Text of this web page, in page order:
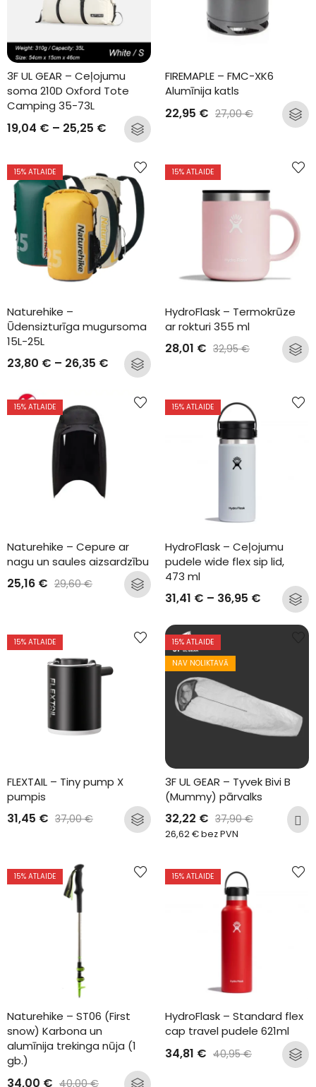
3F UL GEAR – Ceļojumu
soma 210D Oxford Tote
Camping 35-73L
19,04 € – 25,25 €
FIREMAPLE – FMC-XK6
Alumīnija katls
22,95 € 27,00€
15% ATLAIDE
Naturehike –
Ūdensizturīga mugursoma
15L-25L
23,80 € – 26,35 €
15% ATLAIDE
HydroFlask – Termokrūze
ar rokturi 355 ml
28,01 € 32,95€
15% ATLAIDE
Naturehike – Cepure ar
nagu un saules aizsardzību
25,16 € 29,60€
15% ATLAIDE
HydroFlask – Ceļojumu
pudele wide flex sip lid,
473 ml
31,41 € – 36,95 €
15% ATLAIDE
FLEXTAIL – Tiny pump X
pumpis
31,45 € 37,00€
15% ATLAIDE
NAV NOLIKTAVĀ
3F UL GEAR – Tyvek Bivi B
(Mummy) pārvalks
32,22 € 37,90€
26,62€bez PVN
15% ATLAIDE
Naturehike – ST06 (First
snow) Karbona un
alumīnija trekinga nūja (1
gb.)
34,00 € 40,00€
15% ATLAIDE
HydroFlask – Standard flex
cap travel pudele 621ml
34,81 € 40,95€